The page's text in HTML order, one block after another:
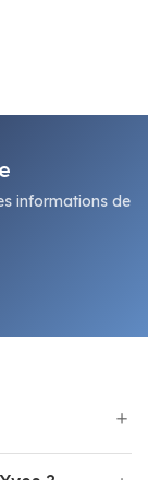
informations de